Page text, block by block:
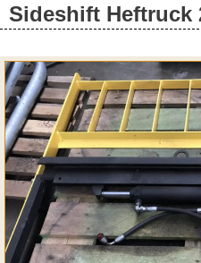
Sideshift Heftruck